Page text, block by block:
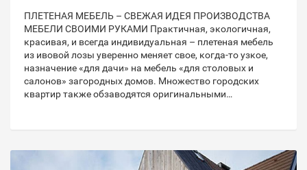
ПЛЕТЕНАЯ МЕБЕЛЬ – СВЕЖАЯ ИДЕЯ ПРОИЗВОДСТВА
МЕБЕЛИ СВОИМИ РУКАМИ Практичная, экологичная,
красивая, и всегда индивидуальная – плетеная мебель
из ивовой лозы уверенно меняет свое, когда-то узкое,
назначение «для дачи» на мебель «для столовых и
салонов» загородных домов. Множество городских
квартир также обзаводятся оригинальными…